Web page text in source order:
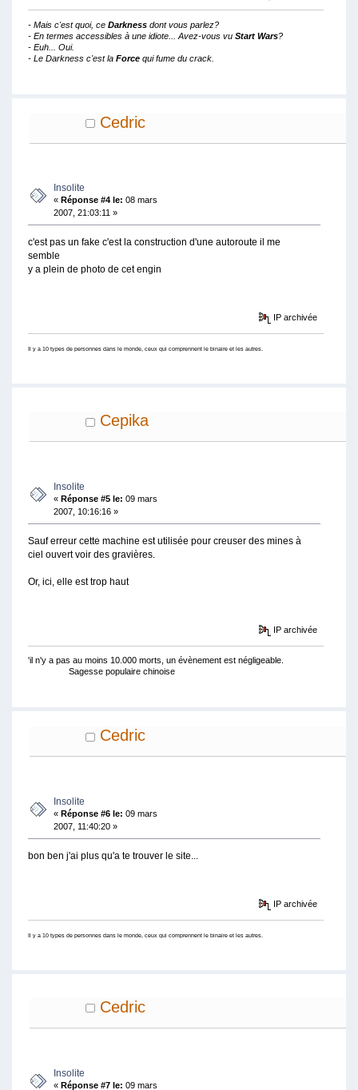
- Mais c'est quoi, ce Darknessdont vous parlez?
- En termes accessibles à une idiote... Avez-vous vu Start Wars?
- Euh... Oui.
- Le Darkness c'est la Forcequi fume du crack.
Cedric
Insolite
«Réponse #4 le: 08 mars
2007, 21:03:11 »
c'est pas un fake c'est la construction d'une autoroute il me
semble
y a plein de photo de cet engin
IP archivée
Il y a 10 types de personnes dans le monde, ceux qui comprennent le binaire et les autres.
Cepika
Insolite
«Réponse #5 le: 09 mars
2007, 10:16:16 »
Sauf erreur cette machine est utilisée pour creuser des mines à
ciel ouvert voir des gravières.
Or, ici, elle est trop haut
IP archivée
'il n'y a pas au moins 10.000 morts, un évènement est négligeable.
Sagesse populaire chinoise
Cedric
Insolite
«Réponse #6 le: 09 mars
2007, 11:40:20 »
bon ben j'ai plus qu'a te trouver le site...
IP archivée
Il y a 10 types de personnes dans le monde, ceux qui comprennent le binaire et les autres.
Cedric
Insolite
«Réponse #7 le: 09 mars